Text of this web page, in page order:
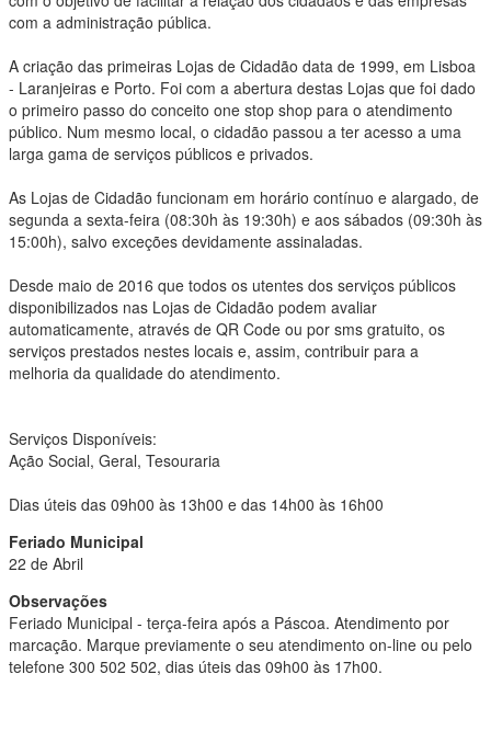
com a administração pública.
A criação das primeiras Lojas de Cidadão data de 1999, em Lisboa
- Laranjeiras e Porto. Foi com a abertura destas Lojas que foi dado
o primeiro passo do conceito one stop shop para o atendimento
público. Num mesmo local, o cidadão passou a ter acesso a uma
larga gama de serviços públicos e privados.
As Lojas de Cidadão funcionam em horário contínuo e alargado, de
segunda a sexta-feira (08:30h às 19:30h) e aos sábados (09:30h às
15:00h), salvo exceções devidamente assinaladas.
Desde maio de 2016 que todos os utentes dos serviços públicos
disponibilizados nas Lojas de Cidadão podem avaliar
automaticamente, através de QR Code ou por sms gratuito, os
serviços prestados nestes locais e, assim, contribuir para a
melhoria da qualidade do atendimento.
Serviços Disponíveis:
Ação Social, Geral, Tesouraria
Dias úteis das 09h00 às 13h00 e das 14h00 às 16h00
Feriado Municipal
22 de Abril
Observações
Feriado Municipal - terça-feira após a Páscoa. Atendimento por
marcação. Marque previamente o seu atendimento on-line ou pelo
telefone 300 502 502, dias úteis das 09h00 às 17h00.